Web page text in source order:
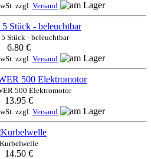
zzgl. Versand
Stück - beleuchtbar
6.80 €
zzgl. Versand
500 Elektromotor
13.95 €
zzgl. Versand
Kurbelwelle
14.50 €